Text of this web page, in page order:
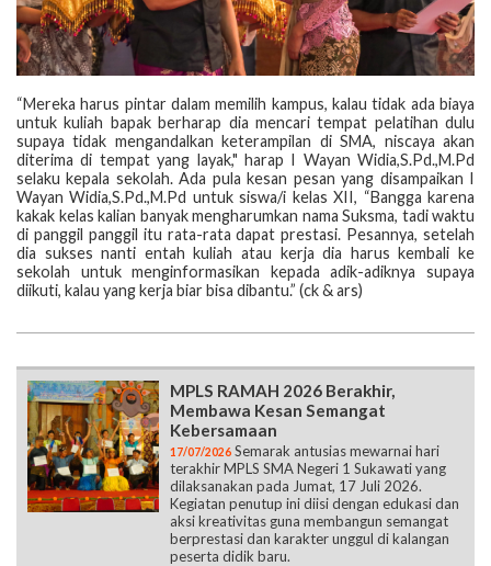
“Mereka harus pintar dalam memilih kampus, kalau tidak ada biaya
untuk kuliah bapak berharap dia mencari tempat pelatihan dulu
supaya tidak mengandalkan keterampilan di SMA, niscaya akan
diterima di tempat yang layak," harap I Wayan Widia,S.Pd.,M.Pd
selaku kepala sekolah. Ada pula kesan pesan yang disampaikan I
Wayan Widia,S.Pd.,M.Pd untuk siswa/i kelas XII, “Bangga karena
kakak kelas kalian banyak mengharumkan nama Suksma, tadi waktu
di panggil panggil itu rata-rata dapat prestasi. Pesannya, setelah
dia sukses nanti entah kuliah atau kerja dia harus kembali ke
sekolah untuk menginformasikan kepada adik-adiknya supaya
diikuti, kalau yang kerja biar bisa dibantu.” (ck & ars)
MPLS RAMAH 2026 Berakhir,
Membawa Kesan Semangat
Kebersamaan
17/07/2026 Semarak antusias mewarnai hari
terakhir MPLS SMA Negeri 1 Sukawati yang
dilaksanakan pada Jumat, 17 Juli 2026.
Kegiatan penutup ini diisi dengan edukasi dan
aksi kreativitas guna membangun semangat
berprestasi dan karakter unggul di kalangan
peserta didik baru.